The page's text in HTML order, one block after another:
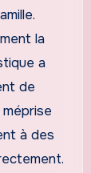
la
a
de
à des